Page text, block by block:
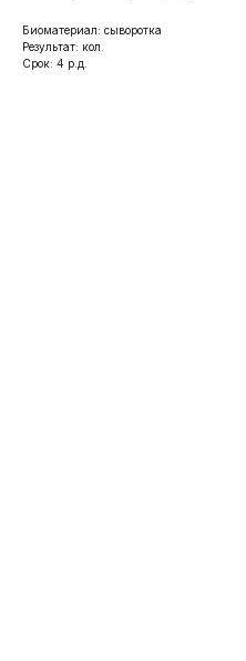
Биоматериал: сыворотка
Результат: кол.
Срок: 4 р.д.